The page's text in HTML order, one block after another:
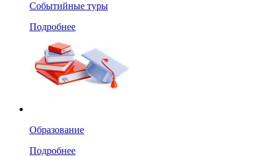
Событийные туры
Подробнее
Образование
Подробнее